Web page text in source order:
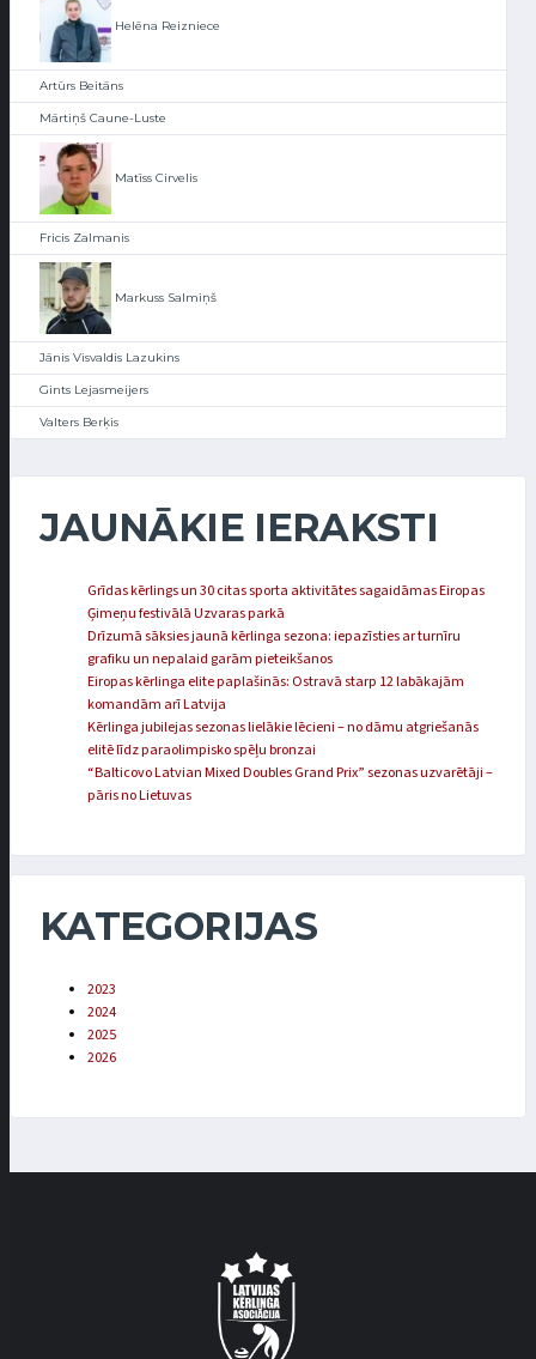
Helēna Reizniece
Artūrs Beitāns
Mārtiņš Caune-Luste
Matīss Cirvelis
Fricis Zalmanis
Markuss Salmiņš
Jānis Visvaldis Lazukins
Gints Lejasmeijers
Valters Berķis
JAUNĀKIE IERAKSTI
Grīdas kērlings un 30 citas sporta aktivitātes sagaidāmas Eiropas
Ģimeņu festivālā Uzvaras parkā
Drīzumā sāksies jaunā kērlinga sezona: iepazīsties ar turnīru
grafiku un nepalaid garām pieteikšanos
Eiropas kērlinga elite paplašinās: Ostravā starp 12 labākajām
komandām arī Latvija
Kērlinga jubilejas sezonas lielākie lēcieni – no dāmu atgriešanās
elitē līdz paraolimpisko spēļu bronzai
“Balticovo Latvian Mixed Doubles Grand Prix” sezonas uzvarētāji –
pāris no Lietuvas
KATEGORIJAS
2023
2024
2025
2026